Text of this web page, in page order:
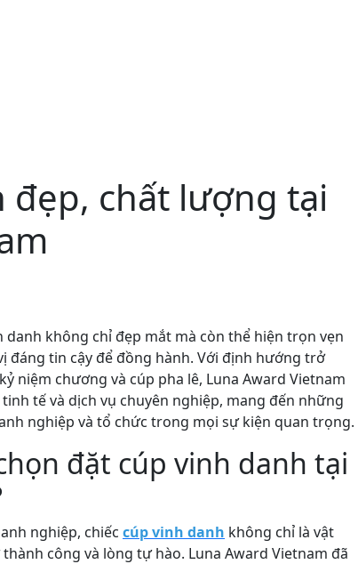
chất lượng tại
không chỉ đẹp mắt mà còn thể hiện trọn vẹn
đáng tin cậy để đồng hành. Với định hướng trở
niệm chương và cúp pha lê, Luna Award Vietnam
tế và dịch vụ chuyên nghiệp, mang đến những
nghiệp và tổ chức trong mọi sự kiện quan trọng.
đặt cúp vinh danh tại
nghiệp, chiếc cúp vinh danh không chỉ là vật
công và lòng tự hào. Luna Award Vietnam đã